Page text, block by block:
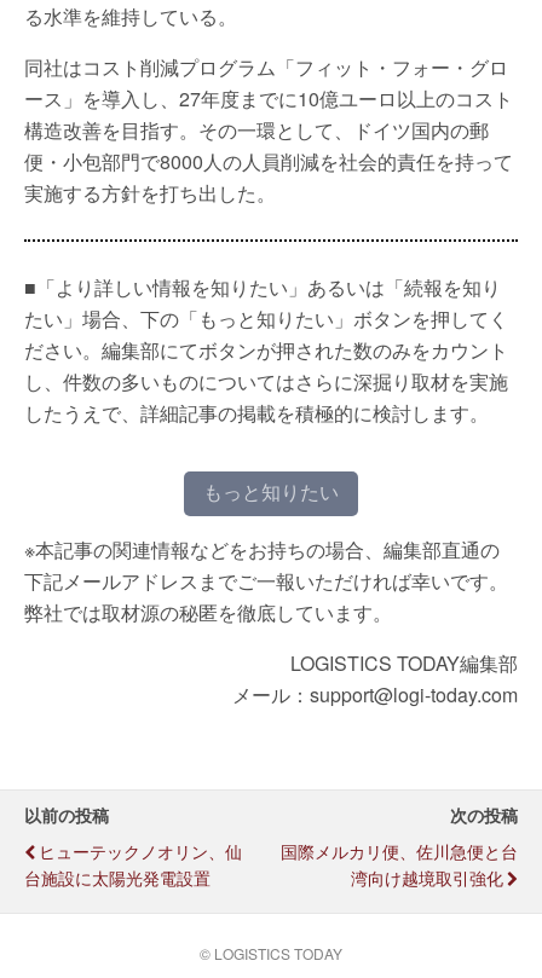
る水準を維持している。
同社はコスト削減プログラム「フィット・フォー・グロ
ース」を導入し、27年度までに10億ユーロ以上のコスト
構造改善を目指す。その一環として、ドイツ国内の郵
便・小包部門で8000人の人員削減を社会的責任を持って
実施する方針を打ち出した。
■「より詳しい情報を知りたい」あるいは「続報を知り
たい」場合、下の「もっと知りたい」ボタンを押してく
ださい。編集部にてボタンが押された数のみをカウント
し、件数の多いものについてはさらに深掘り取材を実施
したうえで、詳細記事の掲載を積極的に検討します。
もっと知りたい
※本記事の関連情報などをお持ちの場合、編集部直通の
下記メールアドレスまでご一報いただければ幸いです。
弊社では取材源の秘匿を徹底しています。
LOGISTICS TODAY編集部
メール：support@logi-today.com
以前の投稿
ヒューテックノオリン、仙
台施設に太陽光発電設置
次の投稿
国際メルカリ便、佐川急便と台
湾向け越境取引強化
© LOGISTICS TODAY